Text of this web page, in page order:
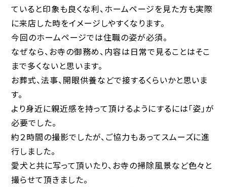
ていると印象も良くな利、ホームページを見た方も実際
に来店した時をイメージしやすくなります。
今回のホームページでは住職の姿が必須。
なぜなら、お寺の御務め、内容は日常で見ることはそこ
まで多くないと思います。
お葬式、法事、開眼供養などで接するくらいかと思いま
す。
より身近に親近感を持って頂けるようにするには「姿」が
必要でした。
約２時間の撮影でしたが、ご協力もあってスムーズに進
行しました。
愛犬と共に写って頂いたり、お寺の掃除風景など色々と
撮らせて頂きました。